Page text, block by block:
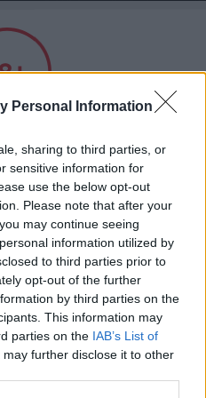
Personal Information
sharing to third parties, or
sensitive information for
use the below opt-out
Please note that after your
may continue seeing
information utilized by
to third parties prior to
opt-out of the further
by third parties on the
This information may
parties on the IAB’s List of
may further disclose it to other
tartalom!
ÉVES, BELÉPEK
18 ÉVES
ezt a gépet
hogy az ilyen tartalmakhoz
nyaralt
után először lép be a
felkiált:– Nahát,
tetszik lenni az
a szót nem szabad